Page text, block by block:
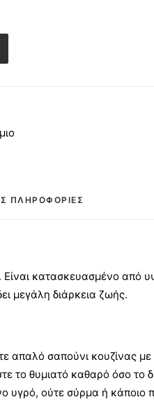
ΠΛΗΡΟΦΟΡΊΕΣ
κατασκευασμένο από
μεγάλη διάρκεια ζωής.
απαλό σαπούνι κουζίνας
το θυμιατό καθαρό όσο το
ούτε σύρμα ή κάποιο